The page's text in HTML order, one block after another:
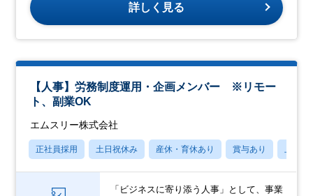
詳しく見る
【人事】労務制度運用・企画メンバー ※リモー
ト、副業OK
エムスリー株式会社
正社員採用 土日祝休み 産休・育休あり 賞与あり 上場企
「ビジネスに寄り添う人事」として、事業